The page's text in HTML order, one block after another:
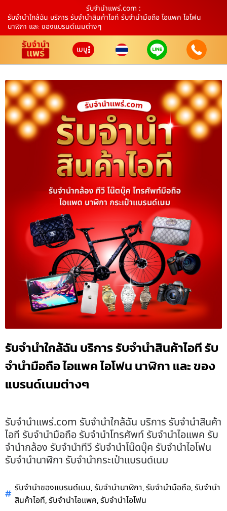
รับจํานําแพร่.com :
รับจำนำใกล้ฉัน บริการ รับจำนำสินค้าไอที รับจำนำมือถือ ไอแพค ไอโฟน
นาฬิกา และ ของแบรนด์เนมต่างๆ
เมนู
รับจำนำใกล้ฉัน บริการ รับจำนำสินค้าไอที รับ
จำนำมือถือ ไอแพค ไอโฟน นาฬิกา และ ของ
แบรนด์เนมต่างๆ
รับจํานําแพร่.com รับจำนำใกล้ฉัน บริการ รับจำนำสินค้า
ไอที รับจำนำมือถือ รับจำนำโทรศัพท์ รับจำนำไอแพค รับ
จำนำกล้อง รับจำนำทีวี รับจำนำโน๊ดบุ๊ค รับจำนำไอโฟน
รับจำนำนาฬิกา รับจำนำกระเป๋าแบรนด์เนม
รับจำนำของแบรนด์เนม,รับจำนำนาฬิกา,รับจำนำมือถือ,รับจำนำ
สินค้าไอที,รับจำนำไอแพค,รับจำนำไอโฟน